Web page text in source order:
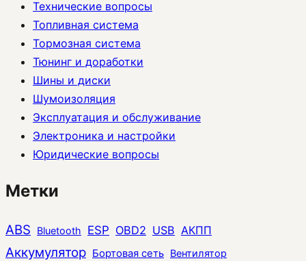
Технические вопросы
Топливная система
Тормозная система
Тюнинг и доработки
Шины и диски
Шумоизоляция
Эксплуатация и обслуживание
Электроника и настройки
Юридические вопросы
Метки
ABS Bluetooth ESP OBD2 USB АКПП
Аккумулятор Бортовая сеть Вентилятор